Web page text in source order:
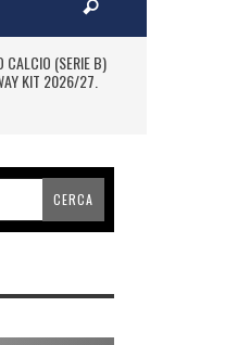
CALCIO (SERIE B)
KIT 2026/27.